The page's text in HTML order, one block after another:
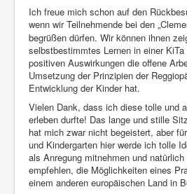
Ich freue mich schon auf den
wenn wir Teilnehmende bei den „
begrüßen dürfen. Wir können ihnen
selbstbestimmtes Lernen in einer
positiven Auswirkungen die offene
Umsetzung der Prinzipien der
Entwicklung der Kinder hat.
Vielen Dank, dass ich diese tolle und
erleben durfte! Das lange und stille
hat mich zwar nicht begeistert, aber
und Kindergarten hier werde ich tolle
als Anregung mitnehmen und
empfehlen, die Möglichkeiten eines
einem anderen europäischen Land in